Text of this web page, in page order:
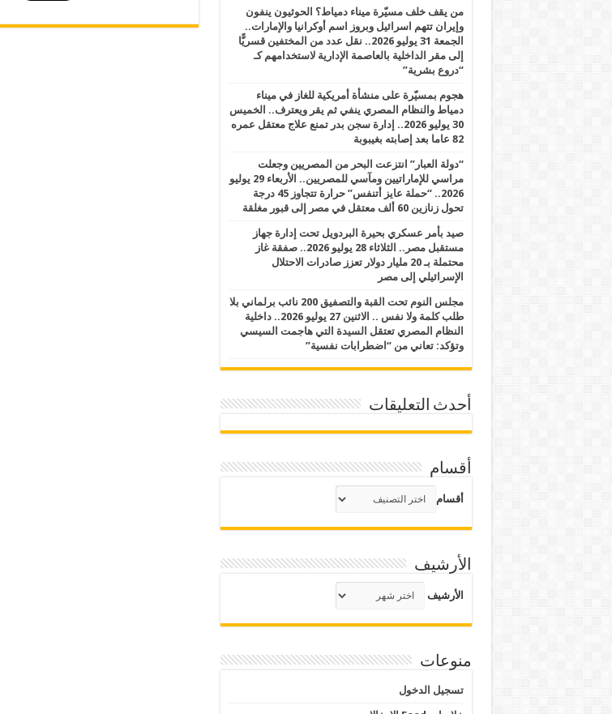
من يقف خلف مسيّرة ميناء دمياط؟ الحوثيون ينفون
وإيران تتهم اسرائيل وبروز اسم أوكرانيا والإمارات..
الجمعة 31 يوليو 2026.. نقل عدد من المختفين قسريًّا
إلى مقر الداخلية بالعاصمة الإدارية لاستخدامهم كـ
“دروع بشرية”
هجوم بمسيّرة على منشأة أمريكية للغاز في ميناء
دمياط والنظام المصري ينفي ثم يقر ويعترف.. الخميس
30 يوليو 2026.. إدارة سجن بدر تمنع علاج معتقل عمره
82 عاما بعد إصابته بغيبوبة
“دولة العبار” انتزعت البحر من المصريين وجعلت
مراسي للإماراتيين ومآسي للمصريين.. الأربعاء 29 يوليو
2026.. “حملة عايز أتنفس” حرارة تتجاوز 45 درجة
تحول زنازين 60 ألف معتقل في مصر إلى قبور مغلقة
صيد بأمر عسكري بحيرة البردويل تحت إدارة جهاز
مستقبل مصر.. الثلاثاء 28 يوليو 2026.. صفقة غاز
محتملة بـ 20 مليار دولار تعزز صادرات الاحتلال
الإسرائيلي إلى مصر
مجلس النوم تحت القبة والتصفيق 200 نائب برلماني بلا
طلب كلمة ولا نفس .. الاثنين 27 يوليو 2026.. داخلية
النظام المصري تعتقل السيدة التي هاجمت السيسي
وتؤكد: تعاني من “اضطرابات نفسية”
أحدث التعليقات
أقسام
أقسام
الأرشيف
الأرشيف
منوعات
تسجيل الدخول